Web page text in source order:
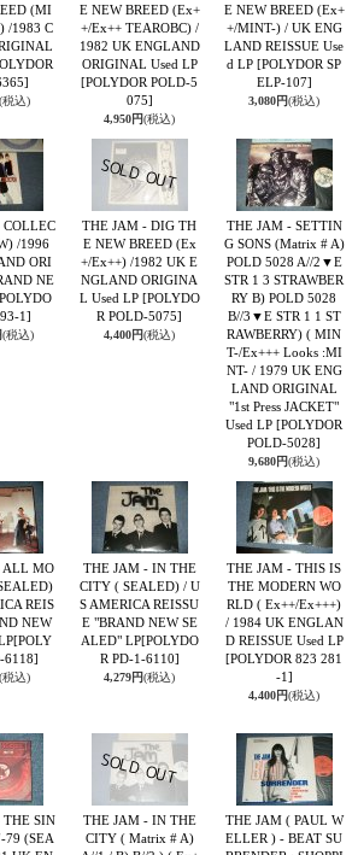
(MI
/1983 C
(税込)
E NEW BREED (Ex+
+/Ex++ TEAROBC) /
1982 UK ENGLAND
ORIGINAL Used LP
[POLYDOR POLD-5
075]
4,950円(税込)
E NEW BREED (Ex+
+/MINT-) / UK ENG
LAND REISSUE Use
d LP [POLYDOR SP
ELP-107]
3,080円(税込)
/1996
ORI
NE
1]
(税込)
THE JAM - DIG TH
E NEW BREED (Ex
+/Ex++) /1982 UK E
NGLAND ORIGINA
L Used LP [POLYDO
R POLD-5075]
4,400円(税込)
THE JAM - SETTIN
G SONS (Matrix # A)
POLD 5028 A//2▼E
STR 1 3 STRAWBER
RY B) POLD 5028
B//3▼E STR 1 1 ST
RAWBERRY) ( MIN
T-/Ex+++ Looks :MI
NT- / 1979 UK ENG
LAND ORIGINAL
"1st Press JACKET"
Used LP [POLYDOR
POLD-5028]
9,680円(税込)
ALL MO
REIS
NEW
[POLY
6118]
(税込)
THE JAM - IN THE
CITY ( SEALED) / U
S AMERICA REISSU
E "BRAND NEW SE
ALED" LP[POLYDO
R PD-1-6110]
4,279円(税込)
THE JAM - THIS IS
THE MODERN WO
RLD ( Ex++/Ex+++)
/ 1984 UK ENGLAN
D REISSUE Used LP
[POLYDOR 823 281
-1]
4,400円(税込)
SIN
79 (SEA
THE JAM - IN THE
CITY ( Matrix # A)
THE JAM ( PAUL W
ELLER ) - BEAT SU